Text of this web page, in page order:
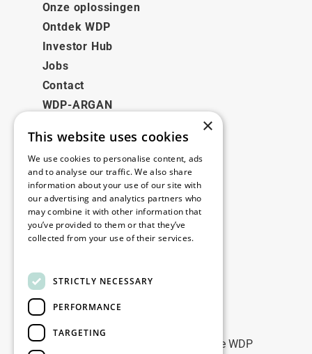
Onze oplossingen
Ontdek WDP
Investor Hub
Jobs
Contact
WDP-ARGAN
Juridisch
Disclaimer
Privacybeleid
Cookie Policy
Contact
Blijf op de hoogte
Blijf up-to-date: meld u aan voor onze WDP
×
This website uses cookies
We use cookies to personalise content, ads
and to analyse our traffic. We also share
information about your use of our site with
our advertising and analytics partners who
may combine it with other information that
you’ve provided to them or that they’ve
collected from your use of their services.
STRICTLY NECESSARY
PERFORMANCE
TARGETING